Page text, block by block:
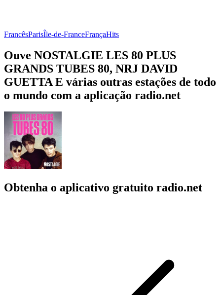
FrancêsParisÎle-de-FranceFrançaHits
Ouve NOSTALGIE LES 80 PLUS
GRANDS TUBES 80, NRJ DAVID
GUETTA E várias outras estações de todo
o mundo com a aplicação radio.net
Obtenha o aplicativo gratuito radio.net